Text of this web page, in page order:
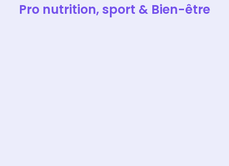
Pro nutrition, sport & Bien-être